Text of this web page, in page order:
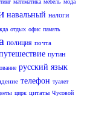
математика мебель мода
навальный налоги
отдых офис память
полиция почта
путин
русский язык
телефон туалет
цирк цитаты Чусовой